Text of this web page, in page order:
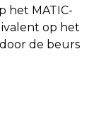
het MATIC-
op het
de beurs